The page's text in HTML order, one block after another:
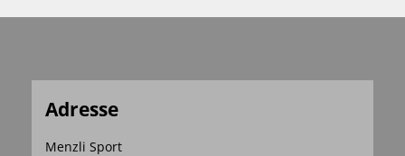
Adresse
Menzli Sport